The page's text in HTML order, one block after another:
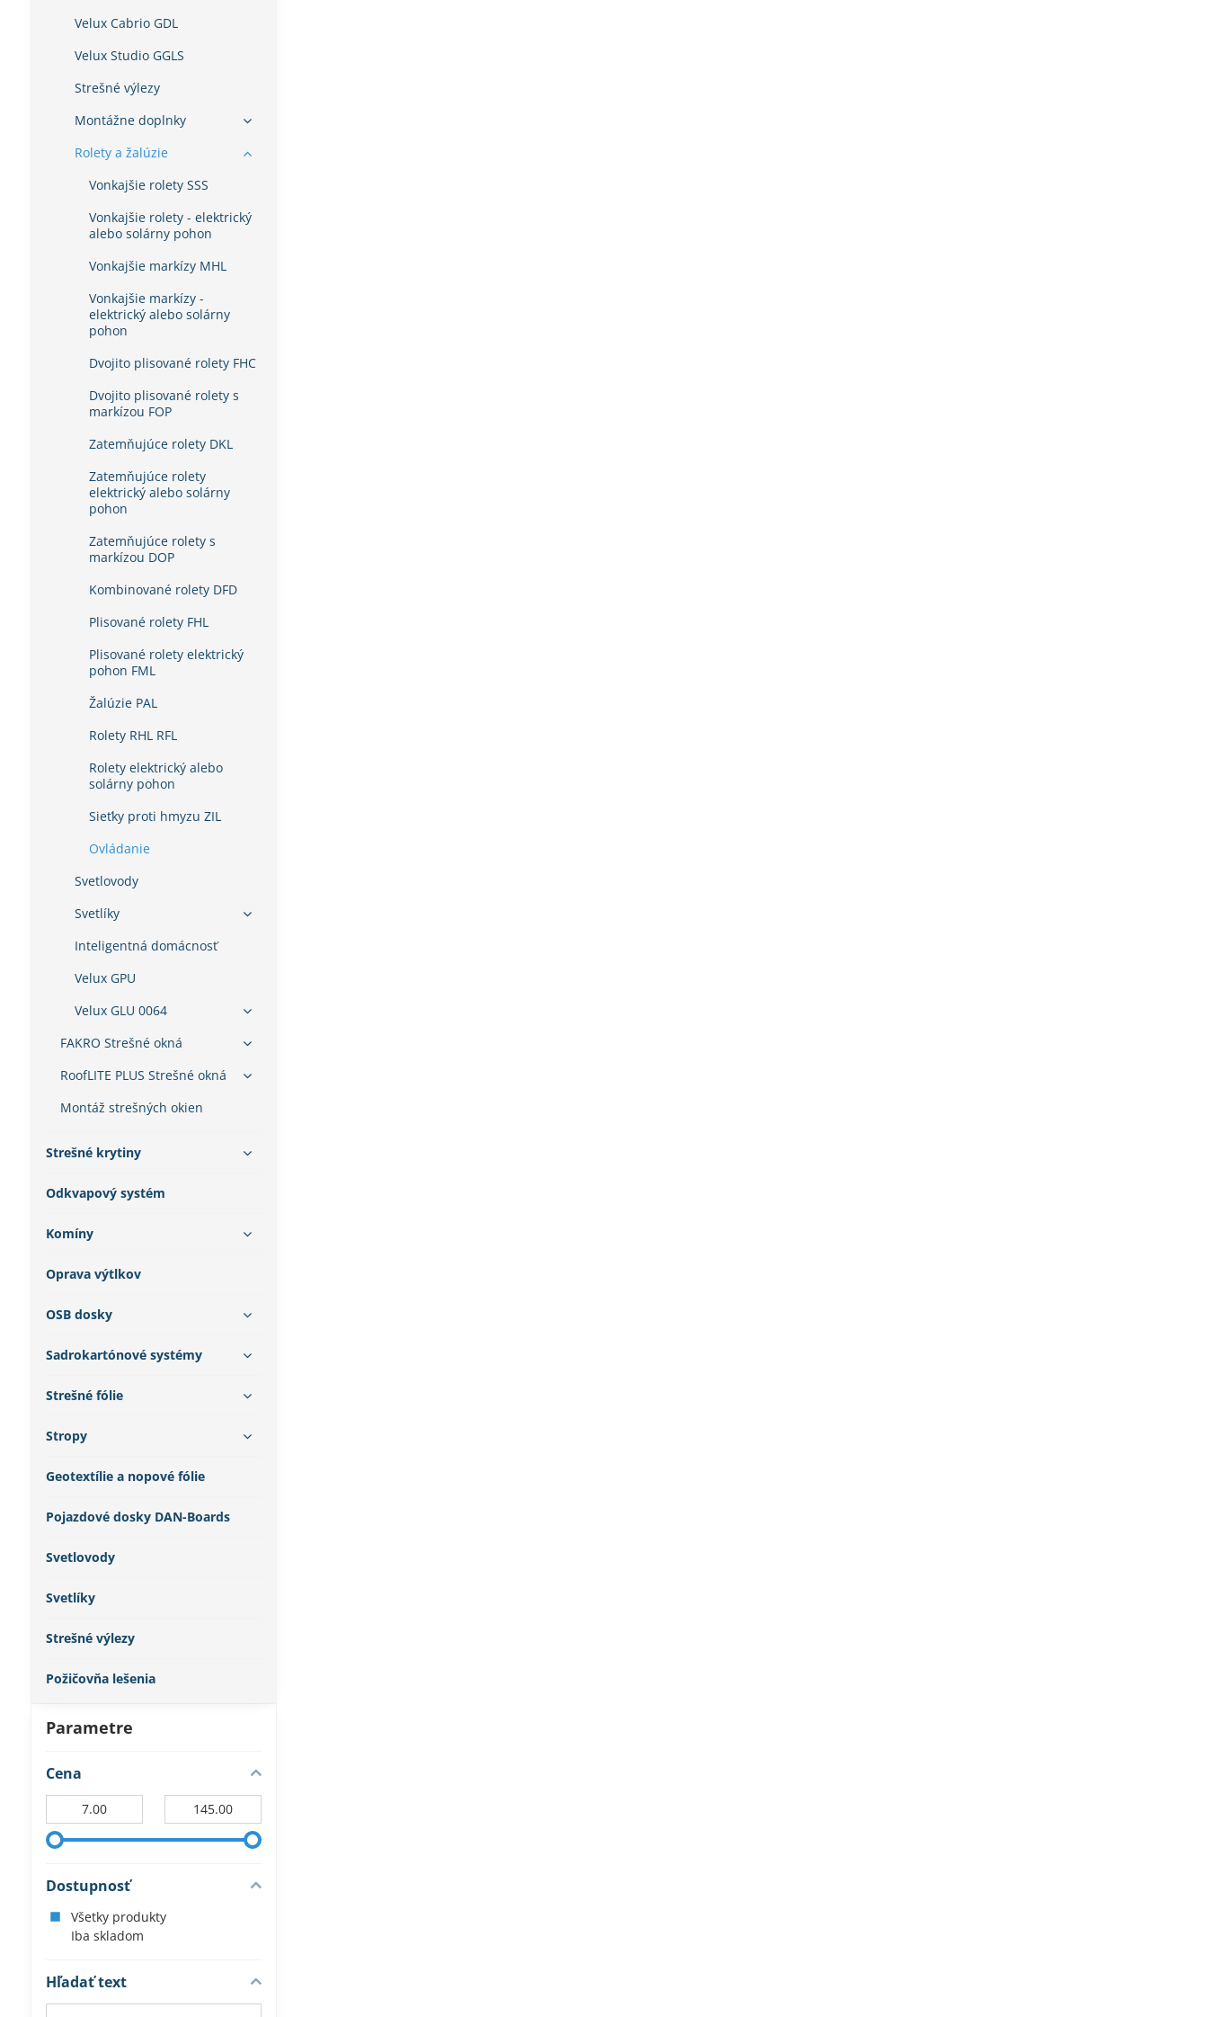
Parametre
Cena
Dostupnosť
Všetky produkty
Iba skladom
Hľadať text
Velux Cabrio GDL
Velux Studio GGLS
Strešné výlezy
Montážne doplnky
Rolety a žalúzie
Vonkajšie rolety SSS
Vonkajšie rolety - elektrický
alebo solárny pohon
Vonkajšie markízy MHL
Vonkajšie markízy -
elektrický alebo solárny
pohon
Dvojito plisované rolety FHC
Dvojito plisované rolety s
markízou FOP
Zatemňujúce rolety DKL
Zatemňujúce rolety
elektrický alebo solárny
pohon
Zatemňujúce rolety s
markízou DOP
Kombinované rolety DFD
Plisované rolety FHL
Plisované rolety elektrický
pohon FML
Žalúzie PAL
Rolety RHL RFL
Rolety elektrický alebo
solárny pohon
Sieťky proti hmyzu ZIL
Ovládanie
Svetlovody
Svetlíky
Inteligentná domácnosť
Velux GPU
Velux GLU 0064
FAKRO Strešné okná
RoofLITE PLUS Strešné okná
Montáž strešných okien
Strešné krytiny
Odkvapový systém
Komíny
Oprava výtlkov
OSB dosky
Sadrokartónové systémy
Strešné fólie
Stropy
Geotextílie a nopové fólie
Pojazdové dosky DAN-Boards
Svetlovody
Svetlíky
Strešné výlezy
Požičovňa lešenia